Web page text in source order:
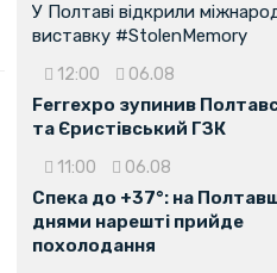
У Полтаві відкрили
виставку #StolenMemory
12:00 06.08
Ferrexpo зупинив
та Єристівський ГЗК
11:00 06.08
Спека до +37°: на
днями нарешті прийде
похолодання